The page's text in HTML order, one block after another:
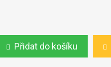
Přidat do košíku